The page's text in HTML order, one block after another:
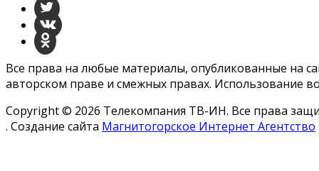
Все права на любые материалы, опубликованные на
авторском праве и смежных правах. Использование
Copyright © 2026 Телекомпания ТВ-ИН. Все права
. Создание сайта Магнитогорское Интернет Агентство